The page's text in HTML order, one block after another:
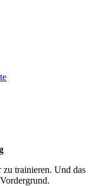
trainieren. Und das